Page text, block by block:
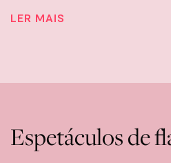
LER MAIS
Espetáculos de